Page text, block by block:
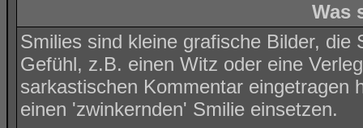
Was
Smilies sind kleine grafische Bilder,
Gefühl, z.B. einen Witz oder eine
sarkastischen Kommentar eingetragen
einen 'zwinkernden' Smilie einsetzen.